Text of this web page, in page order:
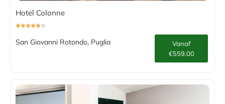
Hotel Colonne
San Giovanni Rotondo, Puglia
Vanaf
€559.00